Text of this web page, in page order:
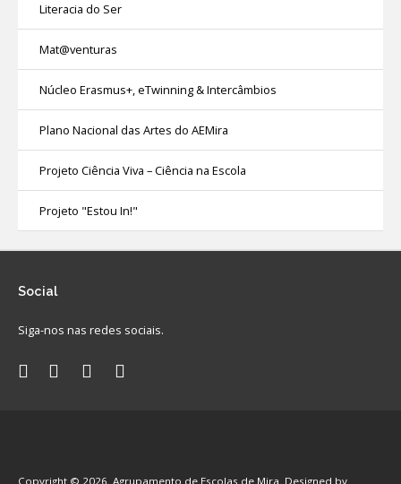
Literacia do Ser
Mat@venturas
Núcleo Erasmus+, eTwinning & Intercâmbios
Plano Nacional das Artes do AEMira
Projeto Ciência Viva – Ciência na Escola
Projeto "Estou In!"
Social
Siga-nos nas redes sociais.
Copyright © 2026. Agrupamento de Escolas de Mira. Designed by